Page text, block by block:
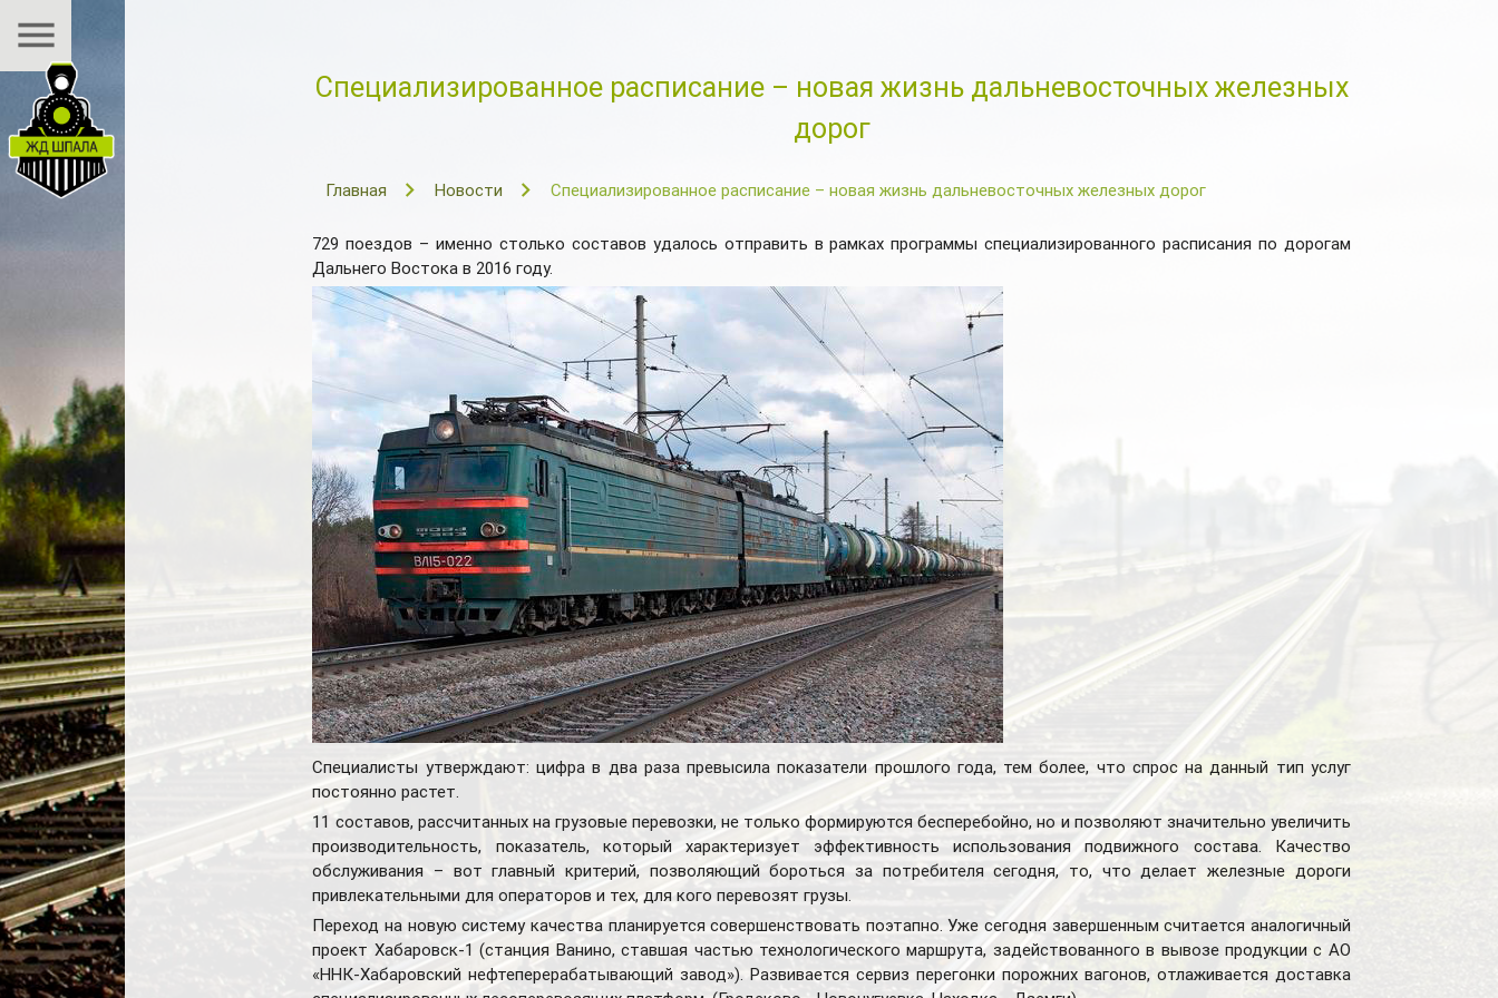
menu
Специализированное расписание – новая жизнь дальневосточных железных
дорог
Главная Новости Специализированное расписание – новая жизнь дальневосточных железных дорог
729 поездов – именно столько составов удалось отправить в рамках программы специализированного расписания по дорогам
Дальнего Востока в 2016 году.
Специалисты утверждают: цифра в два раза превысила показатели прошлого года, тем более, что спрос на данный тип услуг
постоянно растет.
11 составов, рассчитанных на грузовые перевозки, не только формируются бесперебойно, но и позволяют значительно увеличить
производительность, показатель, который характеризует эффективность использования подвижного состава. Качество
обслуживания – вот главный критерий, позволяющий бороться за потребителя сегодня, то, что делает железные дороги
привлекательными для операторов и тех, для кого перевозят грузы.
Переход на новую систему качества планируется совершенствовать поэтапно. Уже сегодня завершенным считается аналогичный
проект Хабаровск-1 (станция Ванино, ставшая частью технологического маршрута, задействованного в вывозе продукции с АО
«ННК-Хабаровский нефтеперерабатывающий завод»). Развивается сервиз перегонки порожних вагонов, отлаживается доставка